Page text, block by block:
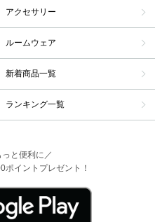
アクセサリー
ルームウェア
新着商品一覧
ランキング一覧
と便利に／
ポイントプレゼント！